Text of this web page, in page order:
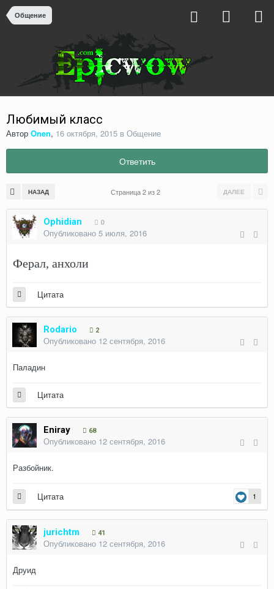
Общение
Любимый класс
Автор Onen, 16 октября, 2015 в Общение
Ответить
НАЗАД ДАЛЕЕ
Страница 2 из 2
Ophidian 0
Опубликовано 5 июля, 2016
Ферал, анхоли
Цитата
Rodario 2
Опубликовано 12 сентября, 2016
Паладин
Цитата
Eniray 68
Опубликовано 12 сентября, 2016
Разбойник.
1
Цитата
jurichtm 41
Опубликовано 12 сентября, 2016
Друид